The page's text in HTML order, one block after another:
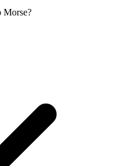
Morse?